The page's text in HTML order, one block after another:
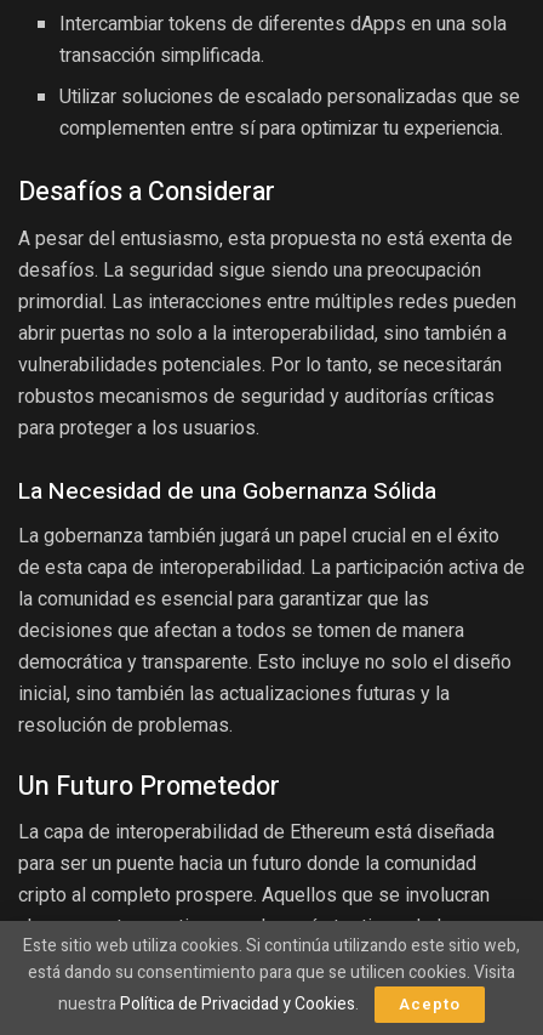
Intercambiar tokens de diferentes dApps en una sola
transacción simplificada.
Utilizar soluciones de escalado personalizadas que se
complementen entre sí para optimizar tu experiencia.
Desafíos a Considerar
A pesar del entusiasmo, esta propuesta no está exenta de
desafíos. La seguridad sigue siendo una preocupación
primordial. Las interacciones entre múltiples redes pueden
abrir puertas no solo a la interoperabilidad, sino también a
vulnerabilidades potenciales. Por lo tanto, se necesitarán
robustos mecanismos de seguridad y auditorías críticas
para proteger a los usuarios.
La Necesidad de una Gobernanza Sólida
La gobernanza también jugará un papel crucial en el éxito
de esta capa de interoperabilidad. La participación activa de
la comunidad es esencial para garantizar que las
decisiones que afectan a todos se tomen de manera
democrática y transparente. Esto incluye no solo el diseño
inicial, sino también las actualizaciones futuras y la
resolución de problemas.
Un Futuro Prometedor
La capa de interoperabilidad de Ethereum está diseñada
para ser un puente hacia un futuro donde la comunidad
cripto al completo prospere. Aquellos que se involucran
ahora en esta narrativa no solo serán testigos de la
evolución de la tecnología blockchain, sino que también
podrán ser protagonistas de su desarrollo y adopción.
Este sitio web utiliza cookies. Si continúa utilizando este sitio web,
está dando su consentimiento para que se utilicen cookies. Visita
nuestraPolítica de Privacidad y Cookies. Acepto